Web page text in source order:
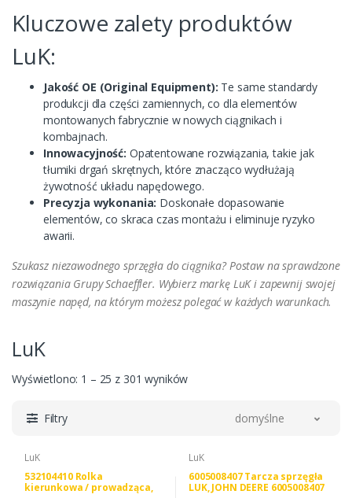
Kluczowe zalety produktów
LuK:
Jakość OE (Original Equipment): Te same standardy
produkcji dla części zamiennych, co dla elementów
montowanych fabrycznie w nowych ciągnikach i
kombajnach.
Innowacyjność: Opatentowane rozwiązania, takie jak
tłumiki drgań skrętnych, które znacząco wydłużają
żywotność układu napędowego.
Precyzja wykonania: Doskonałe dopasowanie
elementów, co skraca czas montażu i eliminuje ryzyko
awarii.
Szukasz niezawodnego sprzęgła do ciągnika? Postaw na sprawdzone
rozwiązania Grupy Schaeffler. Wybierz markę LuK i zapewnij swojej
maszynie napęd, na którym możesz polegać w każdych warunkach.
LuK
Wyświetlono: 1 – 25 z 301 wyników
Filtry domyślne
LuK
532104410 Rolka
kierunkowa / prowadząca,
LuK
6005008407 Tarcza sprzęgła
LUK, JOHN DEERE 6005008407